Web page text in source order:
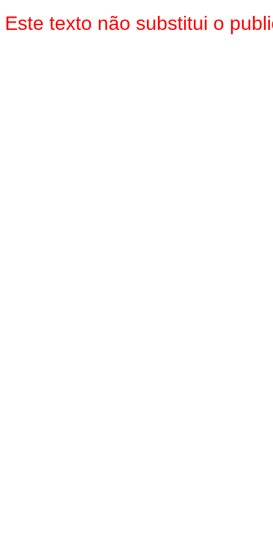
Este texto não substitui o